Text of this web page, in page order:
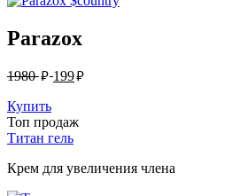
Parazox
1980 руб. 199руб.
Купить
Топ продаж
Титан гель
Крем для увеличения члена